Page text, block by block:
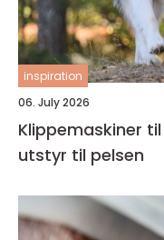
inspiration
06. July 2026
Klippemaskiner til hund slik
utstyr til pelsen